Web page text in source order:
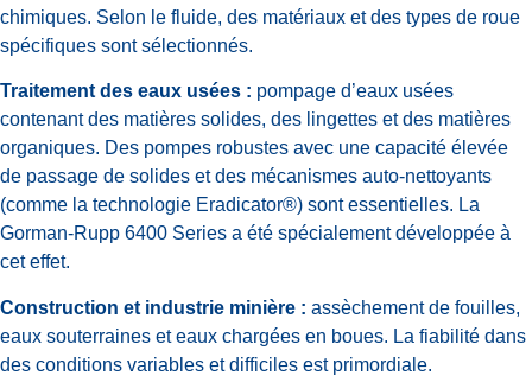
chimiques. Selon le fluide, des matériaux et des types de roue
spécifiques sont sélectionnés.
Traitement des eaux usées : pompage d’eaux usées
contenant des matières solides, des lingettes et des matières
organiques. Des pompes robustes avec une capacité élevée
de passage de solides et des mécanismes auto-nettoyants
(comme la technologie Eradicator®) sont essentielles. La
Gorman-Rupp 6400 Series a été spécialement développée à
cet effet.
Construction et industrie minière : assèchement de fouilles,
eaux souterraines et eaux chargées en boues. La fiabilité dans
des conditions variables et difficiles est primordiale.